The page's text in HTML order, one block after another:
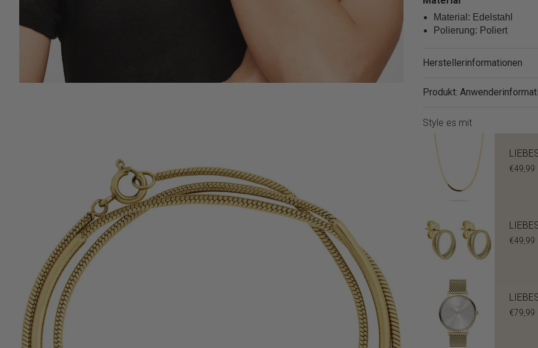
Material: Edelstahl
Polierung: Poliert
Herstellerinformationen
Produkt:
Style es mit
€49,99
€49,99
€79,99